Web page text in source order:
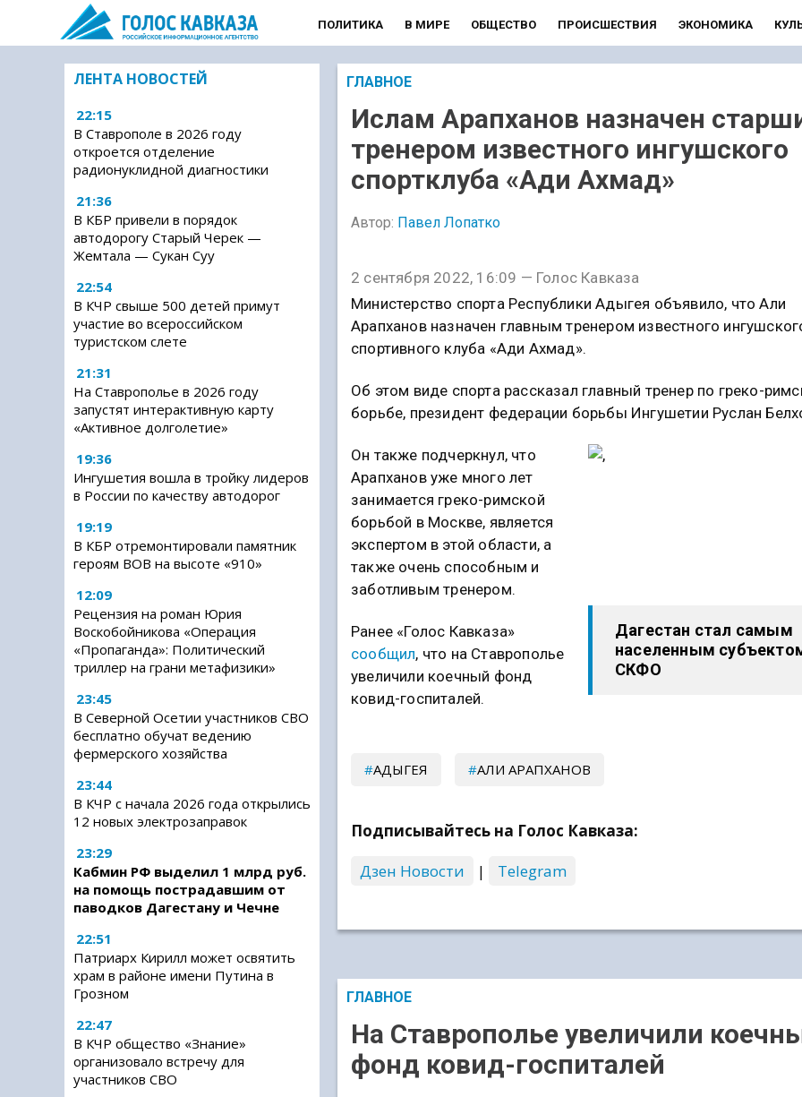
ПОЛИТИКА В МИРЕ ОБЩЕСТВО ПРОИСШЕСТВИЯ ЭКОНОМИКА
ЛЕНТА НОВОСТЕЙ
22:15
В Ставрополе в 2026 году
откроется отделение
радионуклидной диагностики
21:36
В КБР привели в порядок
автодорогу Старый Черек —
Жемтала — Сукан Суу
22:54
В КЧР свыше 500 детей примут
участие во всероссийском
туристском слете
21:31
На Ставрополье в 2026 году
запустят интерактивную карту
«Активное долголетие»
19:36
Ингушетия вошла в тройку лидеров
в России по качеству автодорог
19:19
В КБР отремонтировали памятник
героям ВОВ на высоте «910»
12:09
Рецензия на роман Юрия
Воскобойникова «Операция
«Пропаганда»: Политический
триллер на грани метафизики»
23:45
В Северной Осетии участников СВО
бесплатно обучат ведению
фермерского хозяйства
23:44
В КЧР с начала 2026 года открылись
12 новых электрозаправок
23:29
Кабмин РФ выделил 1 млрд руб.
на помощь пострадавшим от
паводков Дагестану и Чечне
22:51
Патриарх Кирилл может освятить
храм в районе имени Путина в
Грозном
22:47
В КЧР общество «Знание»
организовало встречу для
участников СВО
ГЛАВНОЕ
Ислам Арапханов назначен
тренером известного ингушского
спортклуба «Ади Ахмад»
Автор: Павел Лопатко
2 сентября 2022, 16:09 — Голос Кавказа
Министерство спорта Республики Адыгея объявило, что Али
Арапханов назначен главным тренером известного
спортивного клуба «Ади Ахмад».
Об этом виде спорта рассказал главный тренер по греко-
борьбе, президент федерации борьбы Ингушетии Руслан
Дагестан стал самым
населенным
СКФО
Он также подчеркнул, что
Арапханов уже много лет
занимается греко-римской
борьбой в Москве, является
экспертом в этой области, а
также очень способным и
заботливым тренером.
Ранее «Голос Кавказа»
сообщил, что на Ставрополье
увеличили коечный фонд
ковид-госпиталей.
АДЫГЕЯ АЛИ АРАПХАНОВ
Подписывайтесь на Голос Кавказа:
Дзен Новости
| Telegram
ГЛАВНОЕ
На Ставрополье увеличили
фонд ковид-госпиталей